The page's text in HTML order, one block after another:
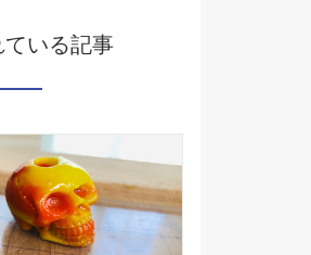
ている記事